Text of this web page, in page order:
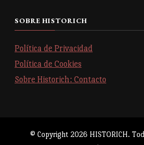
SOBRE HISTORICH
Política de Privacidad
Política de Cookies
Sobre Historich: Contacto
© Copyright 2026 HISTORICH.